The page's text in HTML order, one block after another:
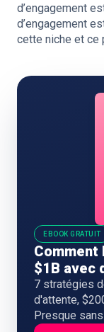
d’engagement
d’engagement
cette niche et ce
EBOOK GRATUIT
Comment
$1B avec
7 stratégies
d'attente,
Presque